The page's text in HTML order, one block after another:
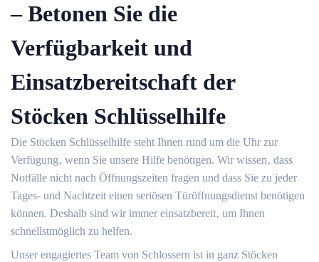
– Betonen Sie die
Verfügbarkeit und
Einsatzbereitschaft der
Stöcken Schlüsselhilfe
Die Stöcken Schlüsselhilfe steht Ihnen rund um die Uhr zur
Verfügung‚ wenn Sie unsere Hilfe benötigen.​ Wir wissen‚ dass
Notfälle nicht nach Öffnungszeiten fragen und dass Sie zu jeder
Tages- und Nachtzeit einen seriösen Türöffnungsdienst benötigen
können.​ Deshalb sind wir immer einsatzbereit‚ um Ihnen
schnellstmöglich zu helfen.​
Unser engagiertes Team von Schlossern ist in ganz Stöcken